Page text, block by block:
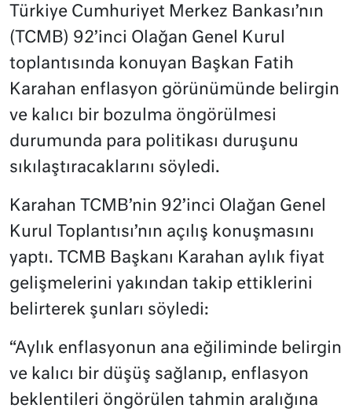
Türkiye Cumhuriyet Merkez Bankası’nın
(TCMB) 92’inci Olağan Genel Kurul
toplantısında konuyan Başkan Fatih
Karahan enflasyon görünümünde belirgin
ve kalıcı bir bozulma öngörülmesi
durumunda para politikası duruşunu
sıkılaştıracaklarını söyledi.
Karahan TCMB’nin 92’inci Olağan Genel
Kurul Toplantısı’nın açılış konuşmasını
yaptı. TCMB Başkanı Karahan aylık fiyat
gelişmelerini yakından takip ettiklerini
belirterek şunları söyledi:
“Aylık enflasyonun ana eğiliminde belirgin
ve kalıcı bir düşüş sağlanıp, enflasyon
beklentileri öngörülen tahmin aralığına